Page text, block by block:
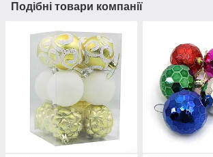
Подібні товари компанії